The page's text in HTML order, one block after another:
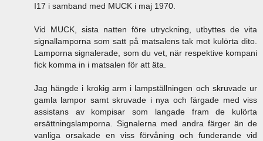
I17 i samband med MUCK i maj 1970.
Vid MUCK, sista natten före utryckning, utbyttes de vita
signallamporna som satt på matsalens tak mot kulörta dito.
Lamporna signalerade, som du vet, när respektive kompani
fick komma in i matsalen för att äta.
Jag hängde i krokig arm i lampställningen och skruvade ur
gamla lampor samt skruvade i nya och färgade med viss
assistans av kompisar som langade fram de kulörta
ersättningslamporna. Signalerna med andra färger än de
vanliga orsakade en viss förvåning och funderande vid